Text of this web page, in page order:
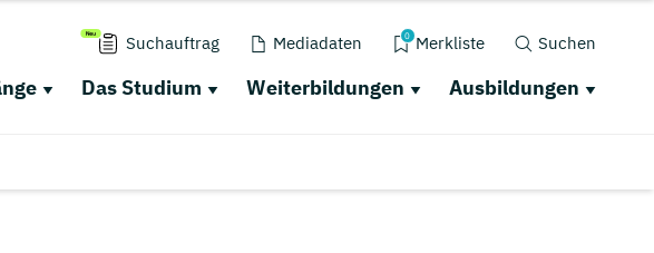
Suchauftrag Mediadaten 0 Merkliste Suchen
Das Studium Weiterbildungen Ausbildungen